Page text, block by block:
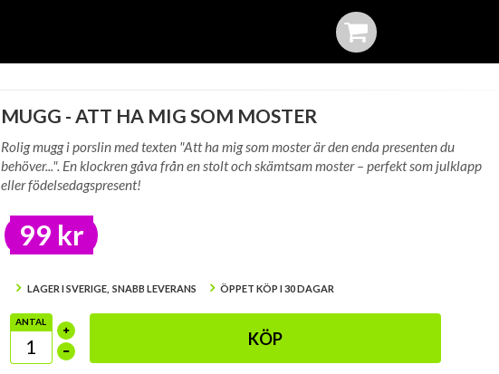
MUGG - ATT HA MIG SOM MOSTER
Rolig mugg i porslin med texten "Att ha mig som moster är den enda presenten du
behöver...". En klockren gåva från en stolt och skämtsam moster – perfekt som julklapp
eller födelsedagspresent!
99 kr
LAGER I SVERIGE, SNABB LEVERANS ÖPPET KÖP I 30 DAGAR
ANTAL
KÖP